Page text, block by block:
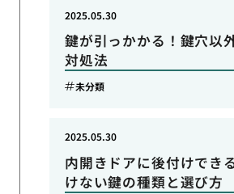
鍵が引っかかる！鍵穴以
対処法
2025.05.30
未分類
内開きドアに後付けでき
けない鍵の種類と選び方
2025.05.30